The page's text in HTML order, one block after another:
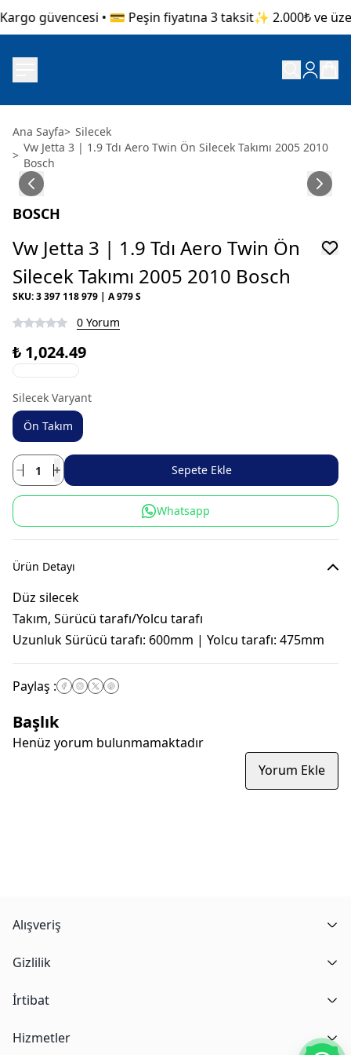
güvencesi • 💳 Peşin fiyatına 3 taksit✨ 2.000₺ ve
Ana Sayfa> Silecek
>
Vw Jetta 3 | 1.9 Tdı Aero Twin Ön Silecek Takımı 2005 2010
Bosch
BOSCH
Vw Jetta 3 | 1.9 Tdı Aero Twin Ön
Silecek Takımı 2005 2010 Bosch
SKU:3 397 118 979 | A 979 S
0 Yorum
₺ 1,024.49
Silecek Varyant
Ön Takım
Sepete Ekle
Whatsapp
Ürün Detayı
Düz silecek
Takım, Sürücü tarafı/Yolcu tarafı
Uzunluk Sürücü tarafı: 600mm | Yolcu tarafı: 475mm
Paylaş :
Başlık
Henüz yorum bulunmamaktadır
Yorum Ekle
Alışveriş
Gizlilik
İrtibat
Hizmetler